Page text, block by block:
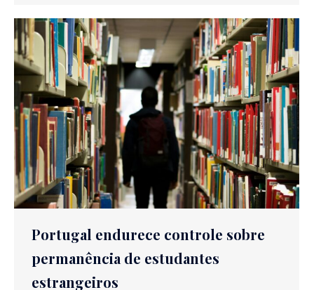
Portugal endurece controle sobre
permanência de estudantes
estrangeiros